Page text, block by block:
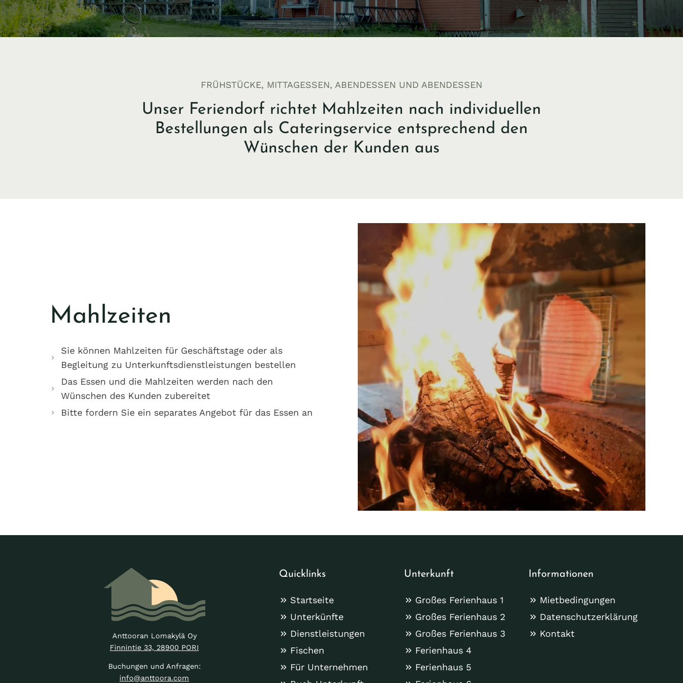
FRÜHSTÜCKE, MITTAGESSEN, ABENDESSEN UND ABENDESSEN
Unser Feriendorf richtet Mahlzeiten nach individuellen
Bestellungen als Cateringservice entsprechend den
Wünschen der Kunden aus
Mahlzeiten
Sie können Mahlzeiten für Geschäftstage oder als
Begleitung zu Unterkunftsdienstleistungen bestellen
Das Essen und die Mahlzeiten werden nach den
Wünschen des Kunden zubereitet
Bitte fordern Sie ein separates Angebot für das Essen an
Anttooran Lomakylä Oy
Finnintie 33, 28900 PORI
Buchungen und Anfragen:
info@anttoora.com
Quicklinks
Startseite
Unterkünfte
Dienstleistungen
Fischen
Für Unternehmen
Unterkunft
Großes Ferienhaus 1
Großes Ferienhaus 2
Großes Ferienhaus 3
Ferienhaus 4
Ferienhaus 5
Informationen
Mietbedingungen
Datenschutzerklärung
Kontakt